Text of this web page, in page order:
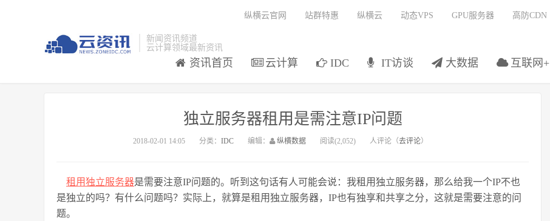
新闻资讯频道
云计算领域最新资讯
资讯首页 云计算 IDC IT访谈 大数据 互联网+
纵横云官网 站群特惠 纵横云 动态VPS GPU服务器 高防CDN
独立服务器租用是需注意IP问题
2018-02-01 14:05 分类： IDC 编辑： 纵横数据 阅读(2,052) 人评论（去评论）
租用独立服务器是需要注意IP问题的。听到这句话有人可能会说：我租用独立服务器，那么给我一个IP不也
是独立的吗？有什么问题吗？实际上，就算是租用独立服务器， IP也有独享和共享之分，这就是需要注意的问
题。